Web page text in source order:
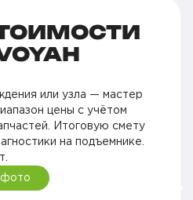
или узла — мастер
цены с учётом
Итоговую смету
на подъемнике.
фото